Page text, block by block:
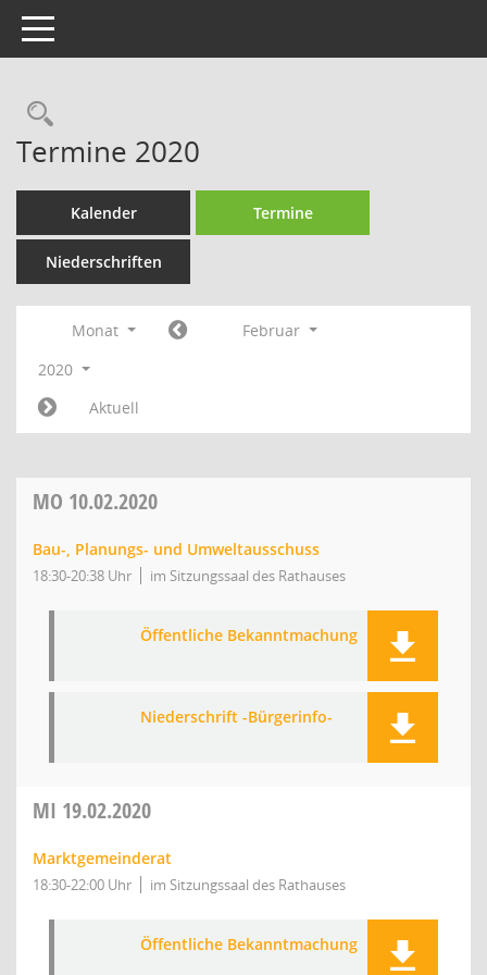
Toggle navigation
Rechercheauswahl
Termine 2020
Kalender Termine
Niederschriften
Monat
Februar
2020
Aktuell
MO 10.02.2020
Bau-, Planungs- und Umweltausschuss
18:30-20:38 Uhr im Sitzungssaal des Rathauses
Öffentliche Bekanntmachung
Niederschrift -Bürgerinfo-
MI 19.02.2020
Marktgemeinderat
18:30-22:00 Uhr im Sitzungssaal des Rathauses
Öffentliche Bekanntmachung